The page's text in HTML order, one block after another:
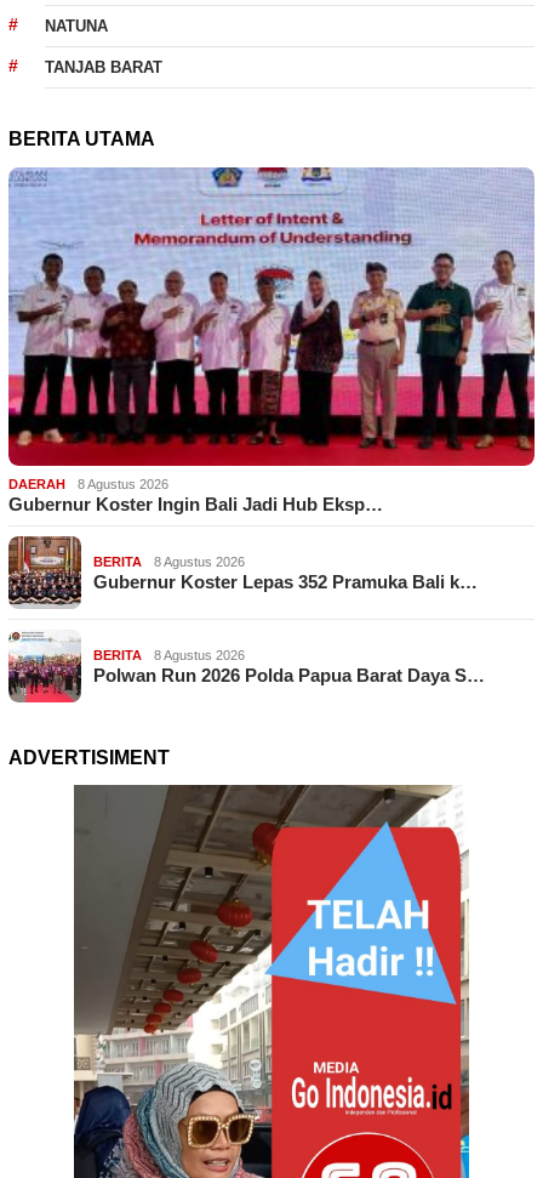
NATUNA
TANJAB BARAT
BERITA UTAMA
DAERAH 8 Agustus 2026
Gubernur Koster Ingin Bali Jadi Hub Eksp…
BERITA 8 Agustus 2026
Gubernur Koster Lepas 352 Pramuka Bali k…
BERITA 8 Agustus 2026
Polwan Run 2026 Polda Papua Barat Daya S…
ADVERTISIMENT